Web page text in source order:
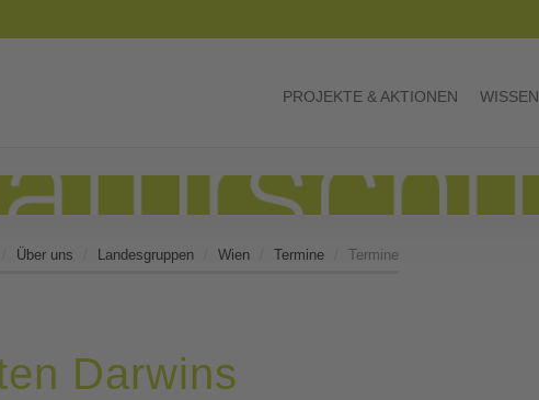
PROJEKTE & AKTIONEN WISSEN
Über uns Landesgruppen Wien Termine Termine
Darwins